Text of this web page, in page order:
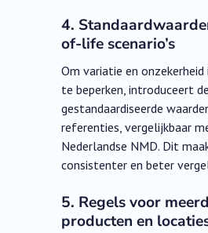
4.
of-life scenario’s
Om variatie en
te beperken, introduceert
gestandaardiseerde
referenties, vergelijkbaar
Nederlandse NMD. Dit
consistenter en beter
5. Regels voor
producten en